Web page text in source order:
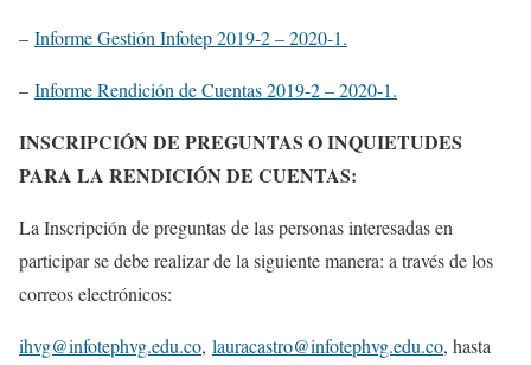
– Informe Gestión Infotep 2019-2 – 2020-1.
– Informe Rendición de Cuentas 2019-2 – 2020-1.
INSCRIPCIÓN DE PREGUNTAS O INQUIETUDES
PARA LA RENDICIÓN DE CUENTAS:
La Inscripción de preguntas de las personas interesadas en
participar se debe realizar de la siguiente manera: a través de los
correos electrónicos:
ihvg@infotephvg.edu.co, lauracastro@infotephvg.edu.co, hasta